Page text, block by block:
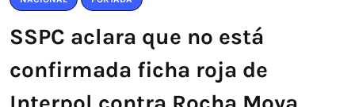
SSPC aclara que no está
confirmada ficha roja de